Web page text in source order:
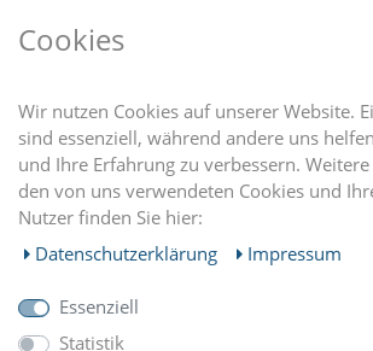
EINKAUFEN
MEIN KONTO
UNTERNEHMEN
Cookies
Wir nutzen Cookies auf unserer Website.
sind essenziell, während andere uns
und Ihre Erfahrung zu verbessern.
den von uns verwendeten Cookies und
Nutzer finden Sie hier:
Daten­schutz­erklärung
Impressum
Essenziell
Statistik